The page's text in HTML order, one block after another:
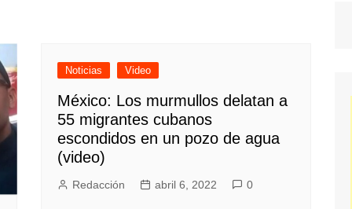
Noticias Video
México: Los murmullos delatan a
55 migrantes cubanos
escondidos en un pozo de agua
(video)
Redacción abril 6, 2022 0